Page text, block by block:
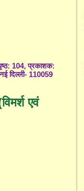
104, प्रकाशक:
दिल्ली- 110059
एवं